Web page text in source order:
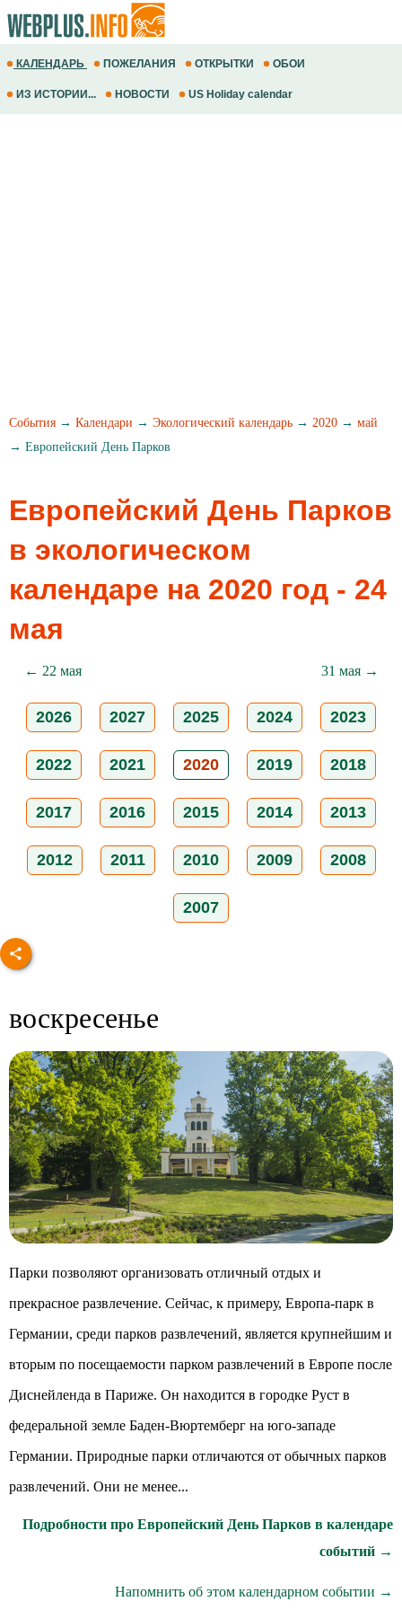
КАЛЕНДАРЬ ПОЖЕЛАНИЯ ОТКРЫТКИ ОБОИ
ИЗ ИСТОРИИ... НОВОСТИ US Holiday calendar
События → Календари → Экологический календарь → 2020 → май
→ Европейский День Парков
Европейский День Парков
в экологическом
календаре на 2020 год - 24
мая
← 22 мая 31 мая →
2026 2027 2025 2024 2023
2022 2021 2020 2019 2018
2017 2016 2015 2014 2013
2012 2011 2010 2009 2008
2007
воскресенье
Парки позволяют организовать отличный отдых и
прекрасное развлечение. Сейчас, к примеру, Европа-парк в
Германии, среди парков развлечений, является крупнейшим и
вторым по посещаемости парком развлечений в Европе после
Диснейленда в Париже. Он находится в городке Руст в
федеральной земле Баден-Вюртемберг на юго-западе
Германии. Природные парки отличаются от обычных парков
развлечений. Они не менее...
Подробности про Европейский День Парков в календаре
событий →
Напомнить об этом календарном событии →